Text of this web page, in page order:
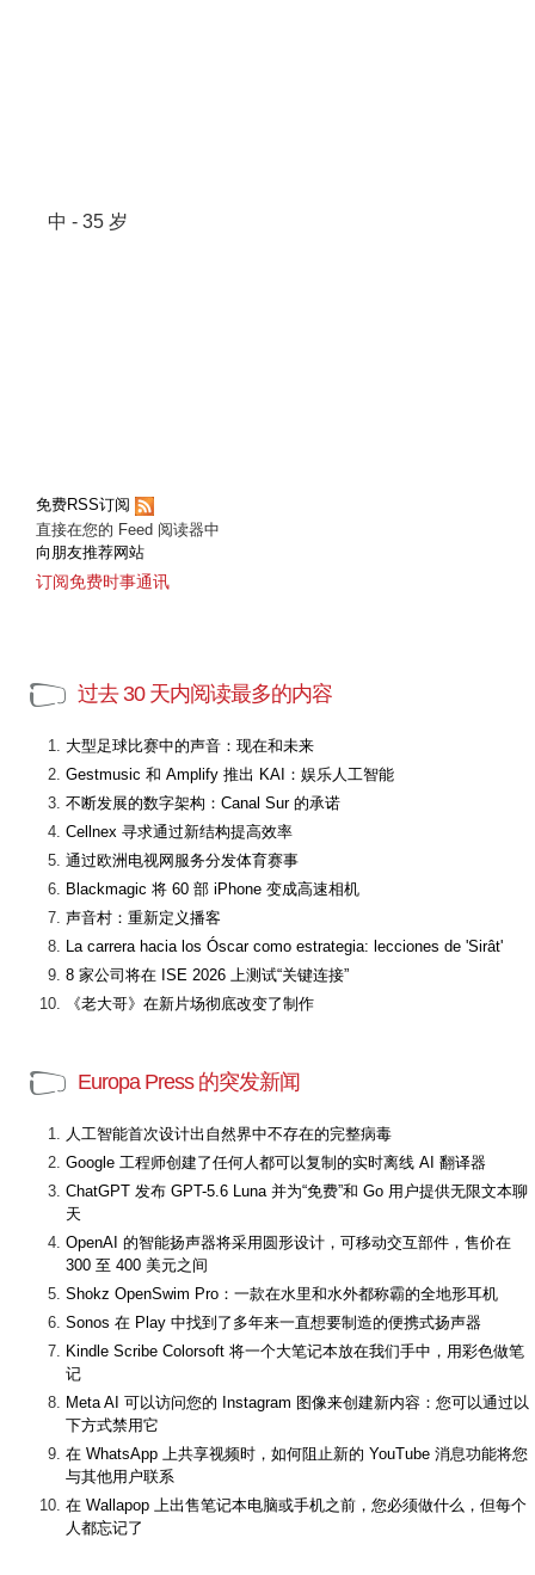
中 - 35 岁
免费RSS订阅
直接在您的 Feed 阅读器中
向朋友推荐网站
订阅免费时事通讯
过去 30 天内阅读最多的内容
大型足球比赛中的声音：现在和未来
Gestmusic 和 Amplify 推出 KAI：娱乐人工智能
不断发展的数字架构：Canal Sur 的承诺
Cellnex 寻求通过新结构提高效率
通过欧洲电视网服务分发体育赛事
Blackmagic 将 60 部 iPhone 变成高速相机
声音村：重新定义播客
La carrera hacia los Óscar como estrategia: lecciones de 'Sirât'
8 家公司将在 ISE 2026 上测试“关键连接”
《老大哥》在新片场彻底改变了制作
Europa Press 的突发新闻
人工智能首次设计出自然界中不存在的完整病毒
Google 工程师创建了任何人都可以复制的实时离线 AI 翻译器
ChatGPT 发布 GPT-5.6 Luna 并为“免费”和 Go 用户提供无限文本聊
天
OpenAI 的智能扬声器将采用圆形设计，可移动交互部件，售价在
300 至 400 美元之间
Shokz OpenSwim Pro：一款在水里和水外都称霸的全地形耳机
Sonos 在 Play 中找到了多年来一直想要制造的便携式扬声器
Kindle Scribe Colorsoft 将一个大笔记本放在我们手中，用彩色做笔
记
Meta AI 可以访问您的 Instagram 图像来创建新内容：您可以通过以
下方式禁用它
在 WhatsApp 上共享视频时，如何阻止新的 YouTube 消息功能将您
与其他用户联系
在 Wallapop 上出售笔记本电脑或手机之前，您必须做什么，但每个
人都忘记了